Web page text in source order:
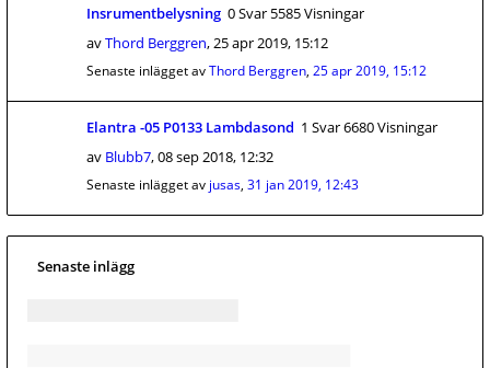
Insrumentbelysning 0 Svar 5585 Visningar
avThord Berggren,25 apr 2019, 15:12
Senaste inlägget avThord Berggren, 25 apr 2019, 15:12
Elantra -05 P0133 Lambdasond 1 Svar 6680 Visningar
av Blubb7,08 sep 2018, 12:32
Senaste inlägget av jusas, 31 jan 2019, 12:43
Senaste inlägg